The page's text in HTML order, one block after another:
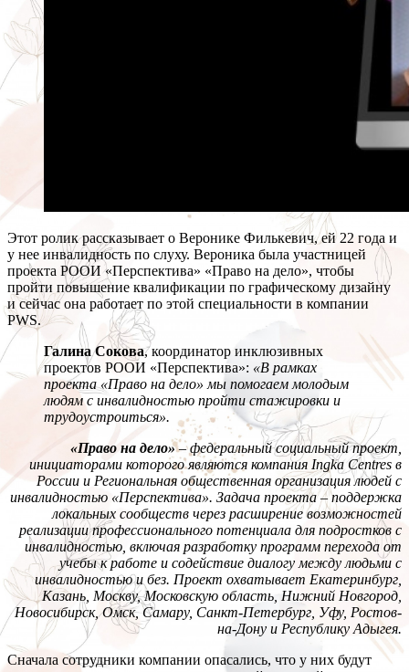
Этот ролик рассказывает о Веронике Филькевич, ей 22 года и
у нее инвалидность по слуху. Вероника была участницей
проекта РООИ «Перспектива» «Право на дело», чтобы
пройти повышение квалификации по графическому дизайну
и сейчас она работает по этой специальности в компании
PWS.
Галина Сокова, координатор инклюзивных
проектов РООИ «Перспектива»: «В рамках
проекта «Право на дело» мы помогаем молодым
людям с инвалидностью пройти стажировки и
трудоустроиться».
«Право на дело»–федеральный социальный проект,
инициаторами которого являются компания Ingka Centres в
России и Региональная общественная организация людей с
инвалидностью «Перспектива». Задача проекта–поддержка
локальных сообществ через расширение возможностей
реализации профессионального потенциала для подростков с
инвалидностью, включая разработку программ перехода от
учебы к работе и содействие диалогу между людьми с
инвалидностью и без. Проект охватывает Екатеринбург,
Казань, Москву, Московскую область, Нижний Новгород,
Новосибирск, Омск, Самару, Санкт-Петербург, Уфу, Ростов-
на-Дону и Республику Адыгея.
Сначала сотрудники компании опасались, что у них будут